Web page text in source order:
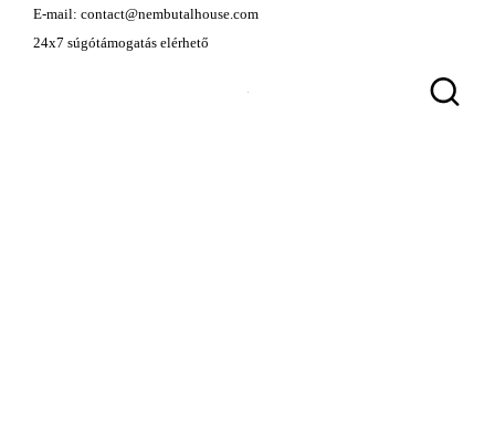
E-mail: contact@nembutalhouse.com
24x7 súgótámogatás elérhető